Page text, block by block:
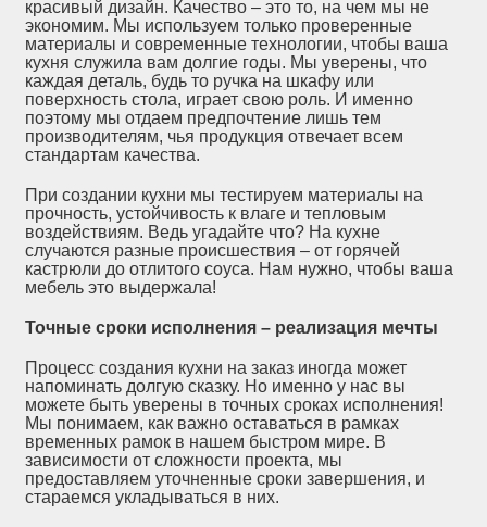
красивый дизайн. Качество – это то, на чем мы не
экономим. Мы используем только проверенные
материалы и современные технологии, чтобы ваша
кухня служила вам долгие годы. Мы уверены, что
каждая деталь, будь то ручка на шкафу или
поверхность стола, играет свою роль. И именно
поэтому мы отдаем предпочтение лишь тем
производителям, чья продукция отвечает всем
стандартам качества.
При создании кухни мы тестируем материалы на
прочность, устойчивость к влаге и тепловым
воздействиям. Ведь угадайте что? На кухне
случаются разные происшествия – от горячей
кастрюли до отлитого соуса. Нам нужно, чтобы ваша
мебель это выдержала!
Точные сроки исполнения – реализация мечты
Процесс создания кухни на заказ иногда может
напоминать долгую сказку. Но именно у нас вы
можете быть уверены в точных сроках исполнения!
Мы понимаем, как важно оставаться в рамках
временных рамок в нашем быстром мире. В
зависимости от сложности проекта, мы
предоставляем уточненные сроки завершения, и
стараемся укладываться в них.